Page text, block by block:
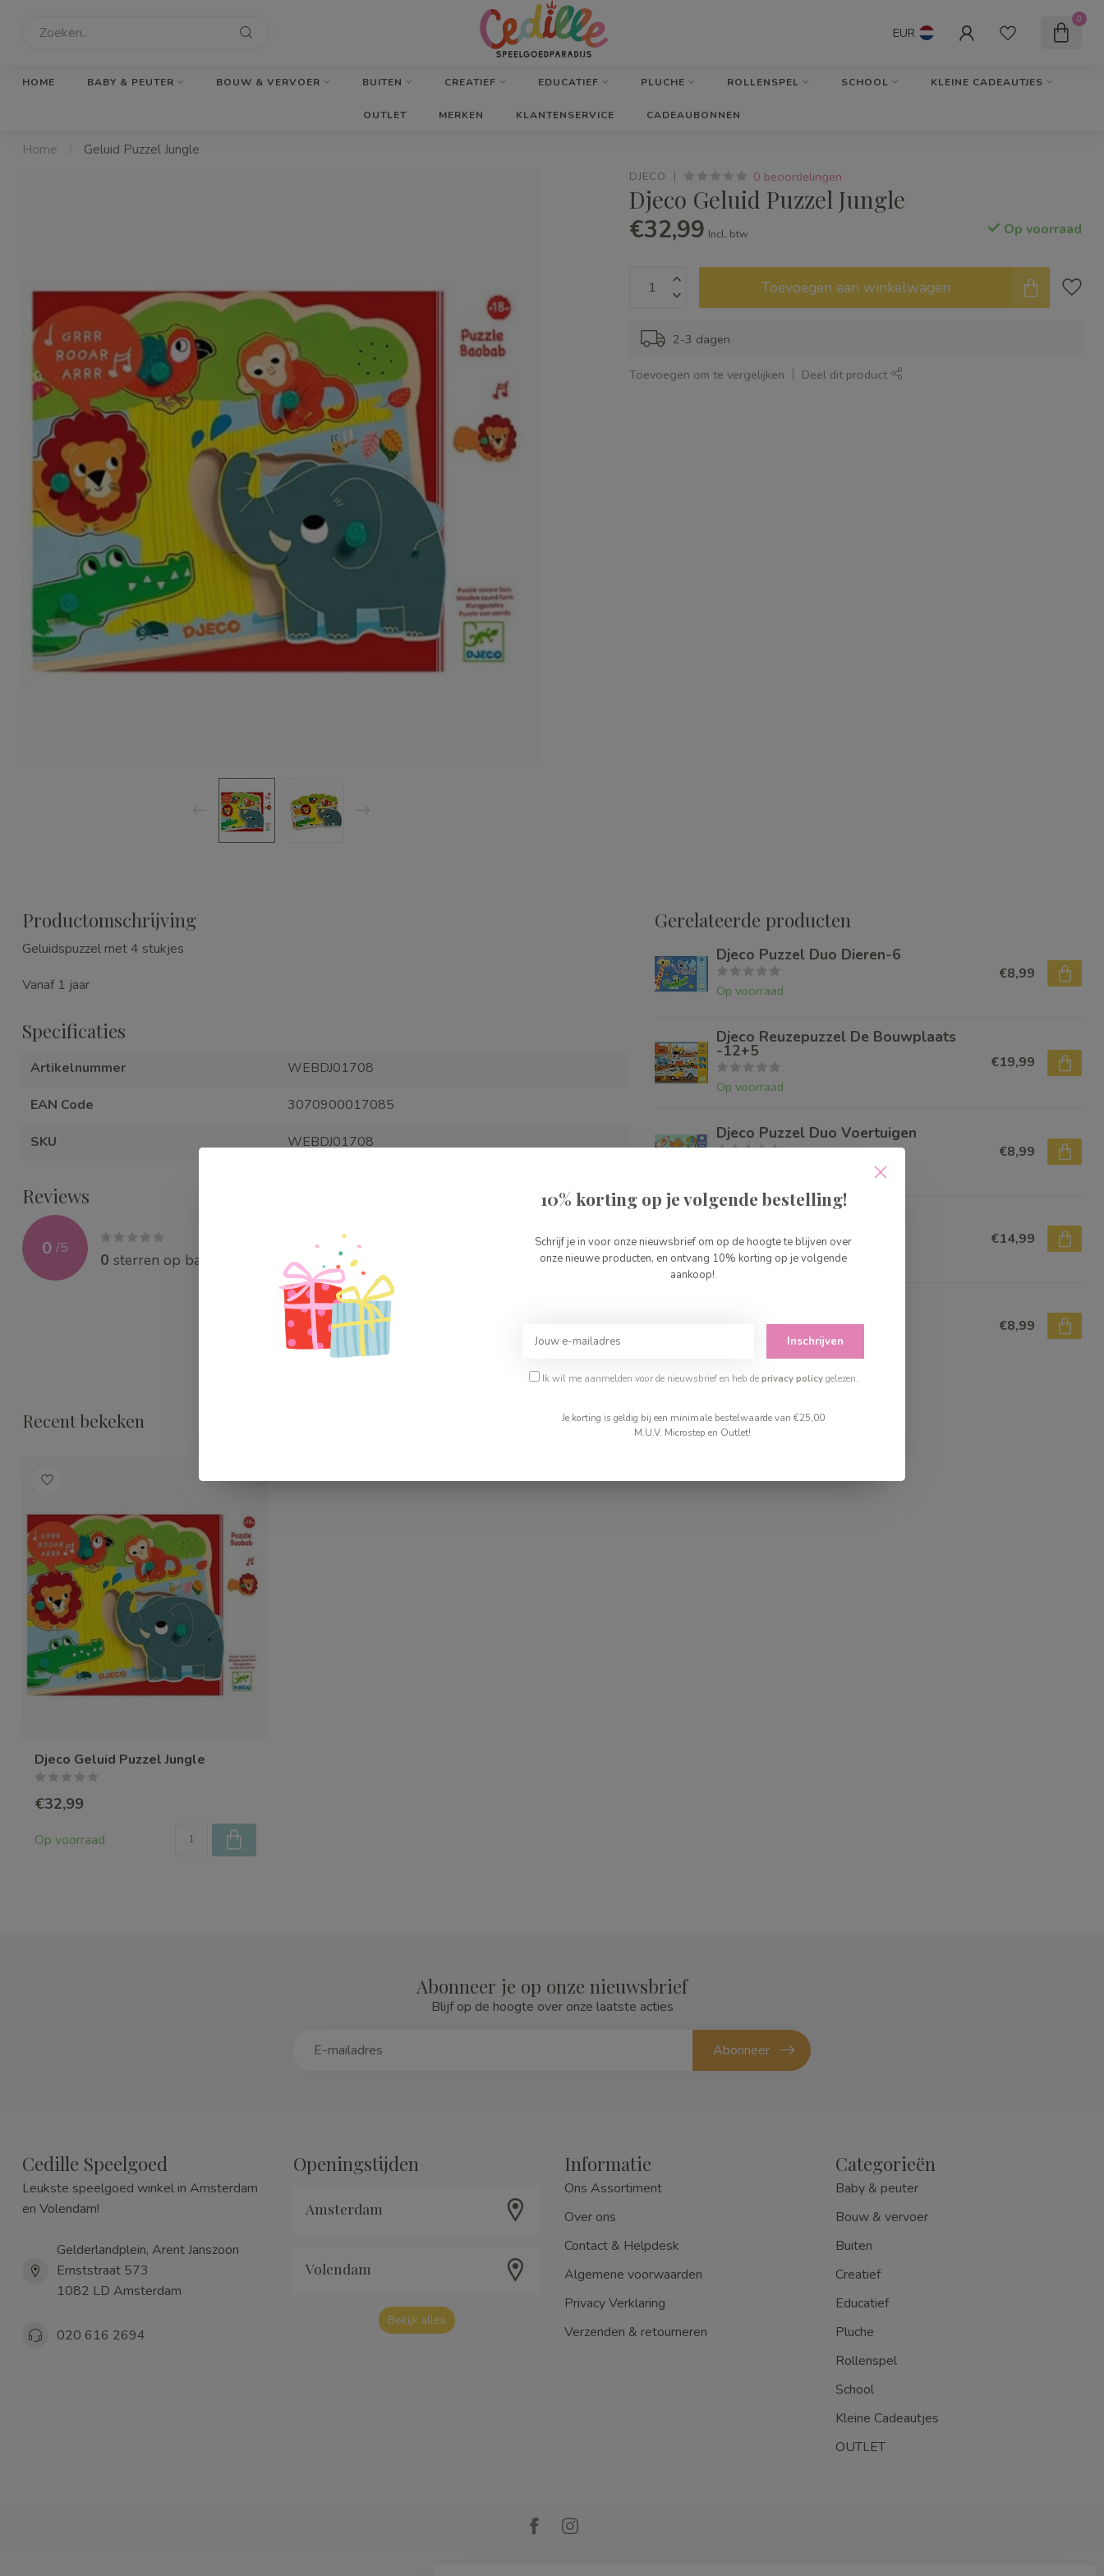
EUR
0
HOME BABY & PEUTER BOUW & VERVOER BUITEN CREATIEF EDUCATIEF PLUCHE ROLLENSPEL SCHOOL KLEINE CADEAUTJES
OUTLET MERKEN KLANTENSERVICE CADEAUBONNEN
Home / Geluid Puzzel Jungle
DJECO 0 beoordelingen
Djeco Geluid Puzzel Jungle
€32,99 Incl. btw Op voorraad
Toevoegen aan winkelwagen
2-3 dagen
Toevoegen om te vergelijken Deel dit product
Productomschrijving
Geluidspuzzel met 4 stukjes
Vanaf 1 jaar
Specificaties
Artikelnummer WEBDJ01708
EAN Code 3070900017085
SKU WEBDJ01708
Reviews
0 /5
0 sterren op basis van beoordelingen
Je beoordeling toevoegen
Gerelateerde producten
Djeco Puzzel Duo Dieren-6
Op voorraad
€8,99
Djeco Reuzepuzzel De Bouwplaats
-12+5
Op voorraad
€19,99
Djeco Puzzel Duo Voertuigen
€8,99
Niet op voorraad
€14,99
€8,99
Recent bekeken
Djeco Geluid Puzzel Jungle
€32,99
Op voorraad
Abonneer je op onze nieuwsbrief
Blijf op de hoogte over onze laatste acties
Abonneer
Cedille Speelgoed
Leukste speelgoed winkel in Amsterdam
en Volendam!
Gelderlandplein, Arent Janszoon
Ernststraat 573
1082 LD Amsterdam
020 616 2694
Openingstijden
Amsterdam
Volendam
Bekijk alles
Informatie
Ons Assortiment
Over ons
Contact & Helpdesk
Algemene voorwaarden
Privacy Verklaring
Verzenden & retourneren
Categorieën
Baby & peuter
Bouw & vervoer
Buiten
Creatief
Educatief
Pluche
Rollenspel
School
Kleine Cadeautjes
OUTLET
10% korting op je volgende bestelling!
Schrijf je in voor onze nieuwsbrief om op de hoogte te blijven over
onze nieuwe producten, en ontvang 10% korting op je volgende
aankoop!
Inschrijven
Ik wil me aanmelden voor de nieuwsbrief en heb deprivacy policygelezen.
Je korting is geldig bij een minimale bestelwaarde van €25,00
M.U.V. Microstep en Outlet!